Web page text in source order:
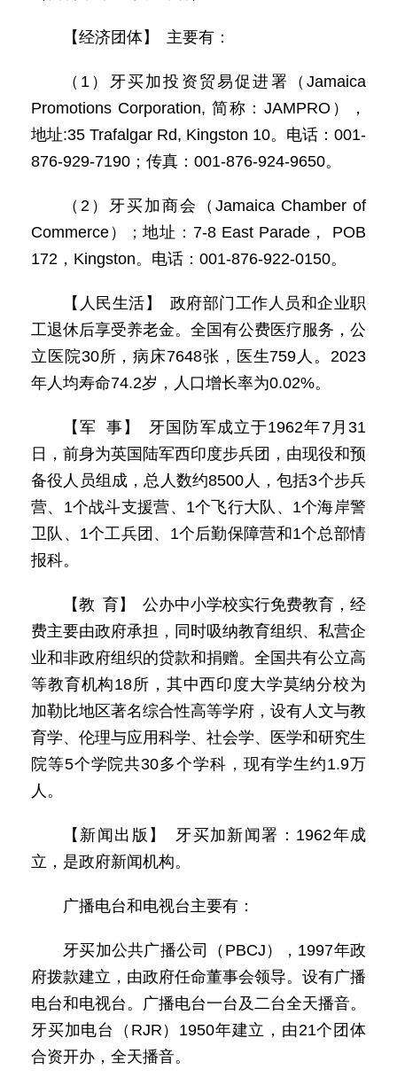
【经济团体】 主要有：
（1）牙买加投资贸易促进署（Jamaica
Promotions Corporation, 简称：JAMPRO），
地址:35 Trafalgar Rd, Kingston 10。电话：001-
876-929-7190；传真：001-876-924-9650。
（2）牙买加商会（Jamaica Chamber of
Commerce）；地址：7-8 East Parade， POB
172，Kingston。电话：001-876-922-0150。
【人民生活】 政府部门工作人员和企业职
工退休后享受养老金。全国有公费医疗服务，公
立医院30所，病床7648张，医生759人。2023
年人均寿命74.2岁，人口增长率为0.02%。
【军 事】 牙国防军成立于1962年7月31
日，前身为英国陆军西印度步兵团，由现役和预
备役人员组成，总人数约8500人，包括3个步兵
营、1个战斗支援营、1个飞行大队、1个海岸警
卫队、1个工兵团、1个后勤保障营和1个总部情
报科。
【教 育】 公办中小学校实行免费教育，经
费主要由政府承担，同时吸纳教育组织、私营企
业和非政府组织的贷款和捐赠。全国共有公立高
等教育机构18所，其中西印度大学莫纳分校为
加勒比地区著名综合性高等学府，设有人文与教
育学、伦理与应用科学、社会学、医学和研究生
院等5个学院共30多个学科，现有学生约1.9万
人。
【新闻出版】 牙买加新闻署：1962年成
立，是政府新闻机构。
广播电台和电视台主要有：
牙买加公共广播公司（PBCJ），1997年政
府拨款建立，由政府任命董事会领导。设有广播
电台和电视台。广播电台一台及二台全天播音。
牙买加电台（RJR）1950年建立，由21个团体
合资开办，全天播音。